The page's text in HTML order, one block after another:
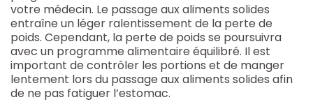
votre médecin. Le passage aux aliments solides
entraîne un léger ralentissement de la perte de
poids. Cependant, la perte de poids se poursuivra
avec un programme alimentaire équilibré. Il est
important de contrôler les portions et de manger
lentement lors du passage aux aliments solides afin
de ne pas fatiguer l’estomac.